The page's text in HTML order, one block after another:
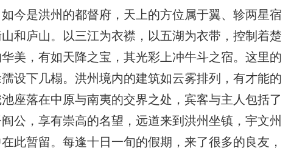
今是洪州的都督府，天上的方位属于翼、轸两星宿
和庐山。以三江为衣襟，以五湖为衣带，控制着楚
美，有如天降之宝，其光彩上冲牛斗之宿。这里的
设下几榻。洪州境内的建筑如云雾排列，有才能的
座落在中原与南夷的交界之处，宾客与主人包括了
公，享有崇高的名望，远道来到洪州坐镇，宇文州
此暂留。每逢十日一旬的假期，来了很多的良友，